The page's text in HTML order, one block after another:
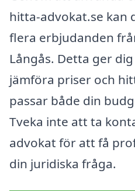
hitta-advokat.se kan
flera erbjudanden
Långås. Detta ger
jämföra priser och
passar både din
Tveka inte att ta
advokat för att få
din juridiska fråga.